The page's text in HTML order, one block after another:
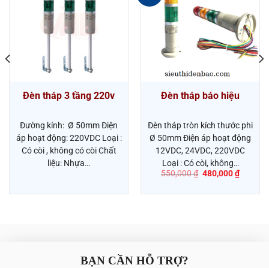
Đèn tháp 3 tầng 220v
Đường kính: Ø 50mm Điện
áp hoạt động: 220VDC Loại :
Có còi , không có còi Chất
liệu: Nhựa…
Đèn tháp báo hiệu
Đèn tháp tròn kích thước phi
Ø 50mm Điện áp hoạt động
12VDC, 24VDC, 220VDC
Loại : Có còi, không…
550,000₫ Giá
480,000₫Giá
hiện
BẠN CẦN HỖ TRỢ?